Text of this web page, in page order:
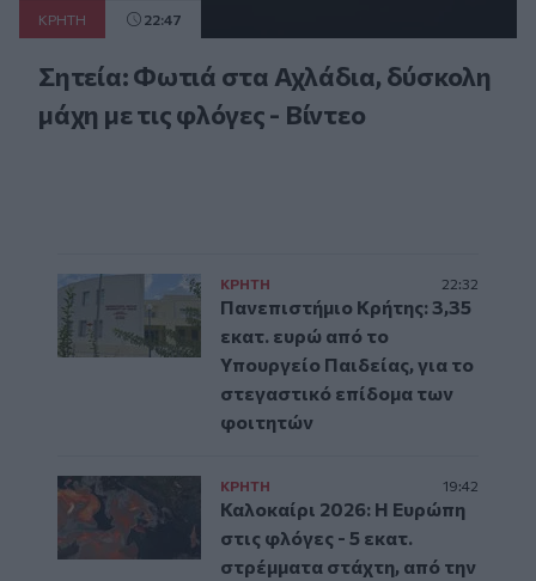
ΚΡΗΤΗ 22:47
Σητεία: Φωτιά στα Αχλάδια, δύσκολη
μάχη με τις φλόγες - Βίντεο
ΚΡΗΤΗ 22:32
Πανεπιστήμιο Κρήτης: 3,35
εκατ. ευρώ από το
Υπουργείο Παιδείας, για το
στεγαστικό επίδομα των
φοιτητών
ΚΡΗΤΗ 19:42
Καλοκαίρι 2026: Η Ευρώπη
στις φλόγες - 5 εκατ.
στρέμματα στάχτη, από την